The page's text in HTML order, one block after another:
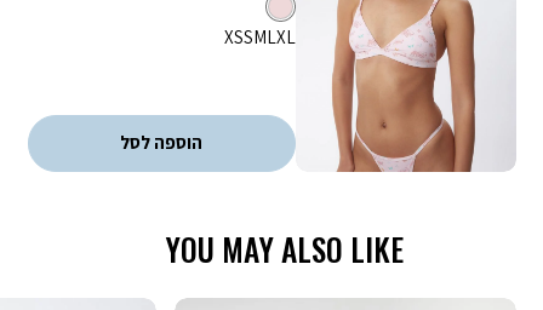
מידה
XSS M XL
הוספה לסל
YOU MAY ALSO LIKE